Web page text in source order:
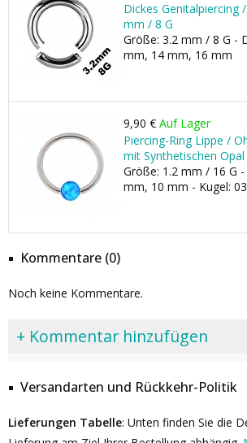
Dickes Genitalpiercing
mm / 8 G
Größe: 3.2 mm / 8 G -
mm, 14 mm, 16 mm
9,90 € Auf Lager
Piercing-Ring Lippe /
mit Synthetischen Opal
Größe: 1.2 mm / 16 G
mm, 10 mm - Kugel:
Kommentare (0)
Noch keine Kommentare.
+ Kommentar hinzufügen
Versandarten und Rückkehr-Politik
Lieferungen Tabelle: Unten finden Sie die